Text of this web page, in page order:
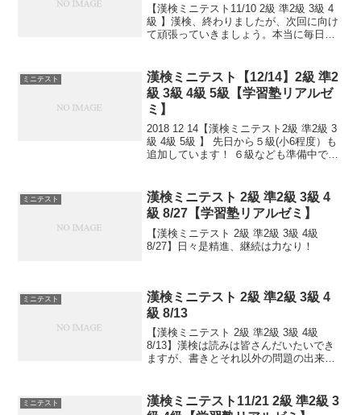
【漢検ミニテスト11/10 2級 準2級 3級 4
級 】漢検、終わりましたが、次回に向け
て頑張っていきましょう。本当に毎日の
千里の道も一歩から。日々是精進、継続
は力なり...
ミニテスト
漢検ミニテスト【12/14】2級 準2
級 3級 4級 5級【学習塾リアルゼ
ミ】
2018 12 14【漢検ミニテスト2級 準2級 3
級 4級 5級 】 先日から５級(小6程度）も
追加しています！ ６級なども準備中で
ら。 日々是精進、継続は力な...
ミニテスト
漢検ミニテスト 2級 準2級 3級 4
級 8/27【学習塾リアルゼミ】
【漢検ミニテスト 2級 準2級 3級 4級
8/27】日々是精進、継続は力なり！
ミニテスト
漢検ミニテスト 2級 準2級 3級 4
級 8/13
【漢検ミニテスト 2級 準2級 3級 4級
8/13】漢検は読みは皆さんだいたいでき
ますが、書きとそれ以外の問題の出来具
といて、覚えていくためのテストです。
目指せ 合格...
ミニテスト
漢検ミニテスト11/21 2級 準2級 3